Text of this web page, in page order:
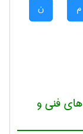
م ن
فنی و